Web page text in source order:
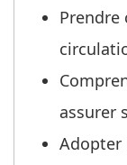
Prendre
assurer
Adopter